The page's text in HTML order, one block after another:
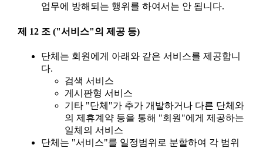
업무에 방해되는 행위를 하여서는 안 됩니다.
제 12 조 ("서비스"의 제공 등)
단체는 회원에게 아래와 같은 서비스를 제공합니
다.
검색 서비스
게시판형 서비스
기타 "단체"가 추가 개발하거나 다른 단체와
의 제휴계약 등을 통해 "회원"에게 제공하는
일체의 서비스
단체는 "서비스"를 일정범위로 분할하여 각 범위